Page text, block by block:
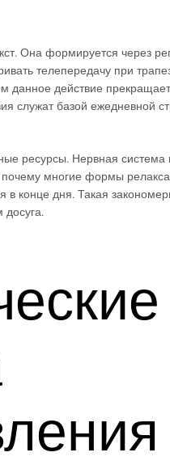
Она формируется через
телепередачу при
данное действие прекращает
служат базой ежедневной
ресурсы. Нервная система
почему многие формы
в конце дня. Такая
досуга.